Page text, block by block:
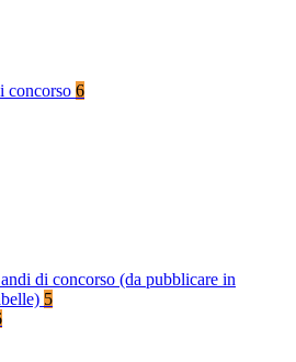
concorso 6
di concorso (da pubblicare in
5